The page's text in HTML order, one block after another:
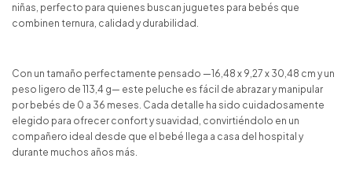
niñas, perfecto para quienes buscan juguetes para bebés que
combinen ternura, calidad y durabilidad.
Con un tamaño perfectamente pensado —16,48 x 9,27 x 30,48 cm y un
peso ligero de 113,4 g— este peluche es fácil de abrazar y manipular
por bebés de 0 a 36 meses. Cada detalle ha sido cuidadosamente
elegido para ofrecer confort y suavidad, convirtiéndolo en un
compañero ideal desde que el bebé llega a casa del hospital y
durante muchos años más.